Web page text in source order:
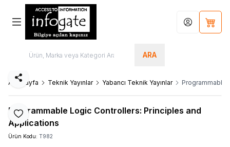
ARA
Hesabım
Ana Sayfa Teknik Yayınlar Yabancı Teknik Yayınlar Programmable
Favoriye Ekle
Paylaş
Programmable Logic Controllers: Principles and
Applications
Ürün Kodu: T982